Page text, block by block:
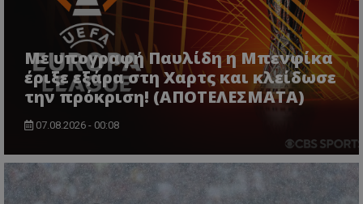
Με υπογραφή Παυλίδη η Μπενφίκα
έριξε εξάρα στη Χαρτς και κλείδωσε
την πρόκριση! (ΑΠΟΤΕΛΕΣΜΑΤΑ)
07.08.2026 - 00:08